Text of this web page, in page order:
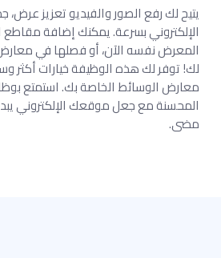
يتيح لك رفع الصور والفيديو تعزيز
الإلكتروني بسرعة. يمكنك إضافة مقاطع
المعرض نفسه الآن، أو فصلها في معارض
لك! توفر لك هذه الوظيفة خيارات أكثر
المحسنة مع جعل موقعك الإلكتروني
مضى.